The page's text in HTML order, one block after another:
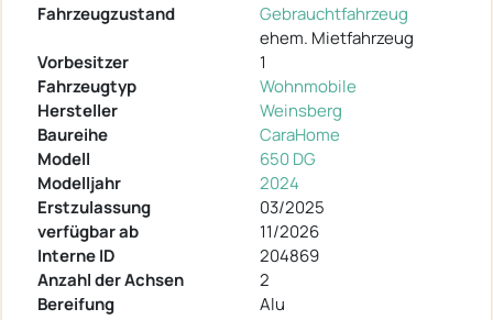
Fahrzeugzustand
Gebrauchtfahrzeug
ehem. Mietfahrzeug
Vorbesitzer
1
Fahrzeugtyp
Wohnmobile
Hersteller
Weinsberg
Baureihe
CaraHome
Modell
650 DG
Modelljahr
2024
Erstzulassung
03/2025
verfügbar ab
11/2026
Interne ID
204869
Anzahl der Achsen
2
Bereifung
Alu